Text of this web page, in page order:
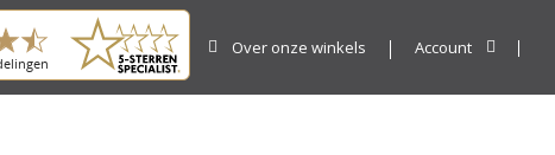
Over onze winkels Account